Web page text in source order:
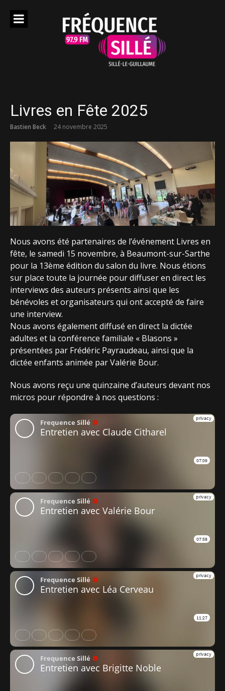
Livres en Fête 2025
Bastien Beck 24 novembre 2025
Nous avons été partenaires de l’événement Livres en
fête, le samedi 15 novembre, à Beaumont-sur-Sarthe
pour la 13ème édition du salon du livre. Nous étions
sur place toute la journée pour diffuser en direct les
interviews des auteurs présents ainsi que les
bénévoles et organisateurs qui ont accepté de faire
une interview.
Nous avons également diffusé en direct la dictée
adultes et la conférence familiale « Blasons »
présentées par Frédéric Payraudeau, ainsi que la
dictée enfants animée par Valérie Bour.
Nous avons reçu une quinzaine d’auteurs devant nos
micros pour répondre à nos questions :